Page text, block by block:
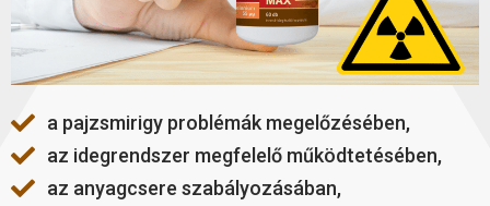
a pajzsmirigy problémák megelőzésében,
az idegrendszer megfelelő működtetésében,
az anyagcsere szabályozásában,